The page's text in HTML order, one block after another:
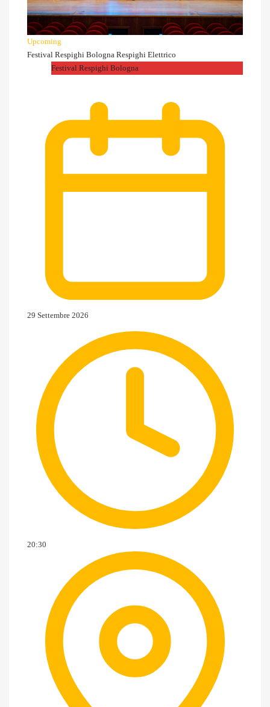
Upcoming
Festival Respighi Bologna Respighi Elettrico
Festival Respighi Bologna
29 Settembre 2026
20:30